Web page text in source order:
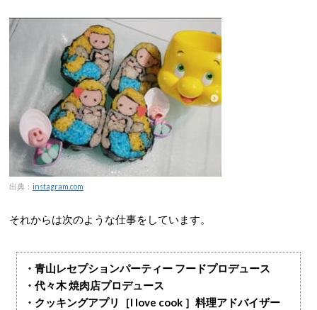
出典： instagram.com
それからは次のような仕事をしています。
・青山レセプションパーティー フードプロデュース
・代々木 焼肉店プロデュース
・クッキングアプリ［I love cook ］料理アドバイザー